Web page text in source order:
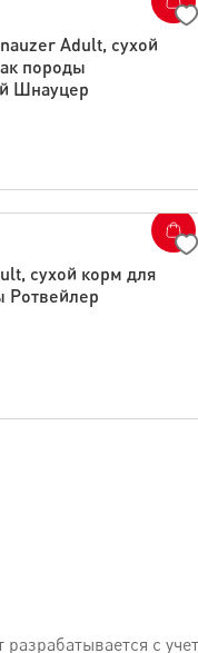
Adult, сухой
породы
Шнауцер
сухой корм для
Ротвейлер
с